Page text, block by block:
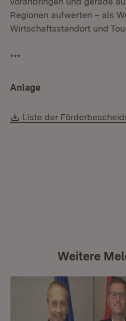
Regionen aufwerten – als
Wirtschaftsstandort und
***
Anlage
Download:
Liste der
Weitere